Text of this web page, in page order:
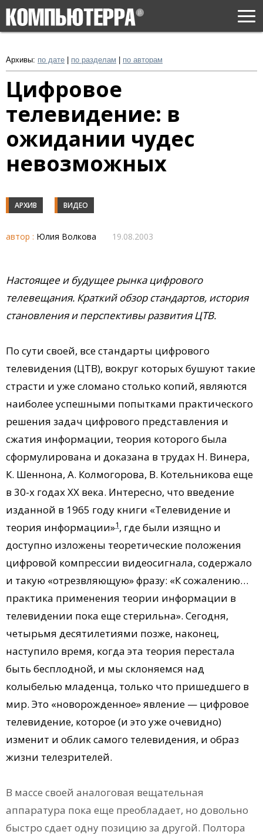
Архивы: по дате по разделам по авторам
Цифровое
телевидение: в
ожидании чудес
невозможных
АРХИВ ВИДЕО
автор : Юлия Волкова 19.08.2003
Настоящее и будущее рынка цифрового
телевещания. Краткий обзор стандартов, история
становления и перспективы развития ЦТВ.
По сути своей, все стандарты цифрового
телевидения (ЦТВ), вокруг которых бушуют такие
страсти и уже сломано столько копий, являются
наиболее успешными попытками практического
решения задач цифрового представления и
сжатия информации, теория которого была
сформулирована и доказана в трудах Н. Винера,
К. Шеннона, А. Колмогорова, В. Котельникова еще
в 30-х годах ХХ века. Интересно, что введение
изданной в 1965 году книги «Телевидение и
теория информации»1, где были изящно и
доступно изложены теоретические положения
цифровой компрессии видеосигнала, содержало
и такую «отрезвляющую» фразу: «К сожалению…
практика применения теории информации в
телевидении пока еще стерильна». Сегодня,
четырьмя десятилетиями позже, наконец,
наступило время, когда эта теория перестала
быть бесплодной, и мы склоняемся над
колыбелью младенца, только что пришедшего в
мир. Это «новорожденное» явление — цифровое
телевидение, которое (и это уже очевидно)
изменит и облик самого телевидения, и образ
жизни телезрителей.
В массе своей аналоговая вещательная
аппаратура пока еще преобладает, но довольно
быстро сдает одну позицию за другой. Полтора